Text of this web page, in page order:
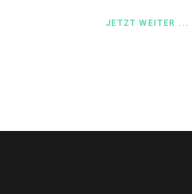
JETZT WEITER ...